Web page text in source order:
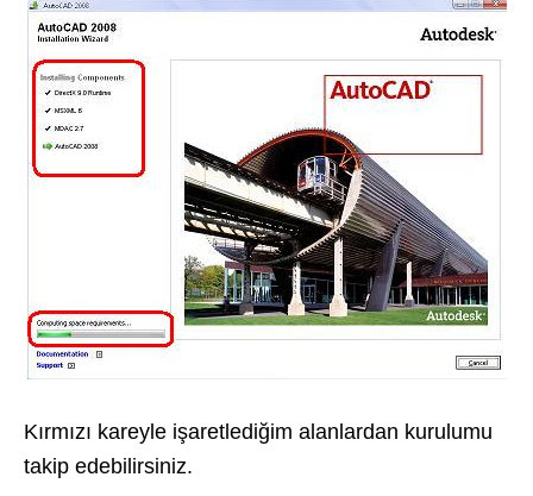
Kırmızı kareyle işaretlediğim alanlardan kurulumu
takip edebilirsiniz.